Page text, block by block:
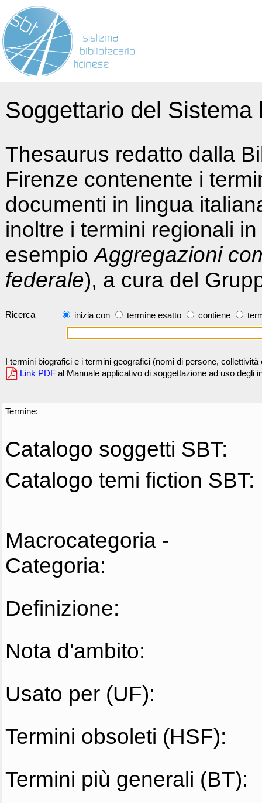
Soggettario del
Thesaurus redatto dalla
Firenze contenente i
documenti in lingua
inoltre i termini regionali
esempioAggregazioni
federale), a cura del
Ricerca inizia con termine esatto contiene
I termini biografici e i termini geografici (nomi di persone,
Link PDF al Manuale applicativo di soggettazione ad uso degli
Termine:
Catalogo soggetti SBT:
Catalogo temi fiction SBT:
Macrocategoria -
Categoria:
Definizione:
Nota d'ambito:
Usato per (UF):
Termini obsoleti (HSF):
Termini più generali (BT):